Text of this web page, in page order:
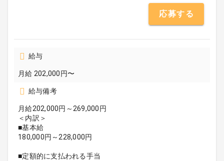
応募する
給与
月給 202,000円〜
給与備考
月給202,000円～269,000円
＜内訳＞
■基本給
180,000円～228,000円
■定額的に支払われる手当